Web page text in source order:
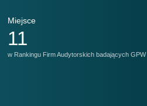
Miejsce
11
w Rankingu Firm Audytorskich badających GPW